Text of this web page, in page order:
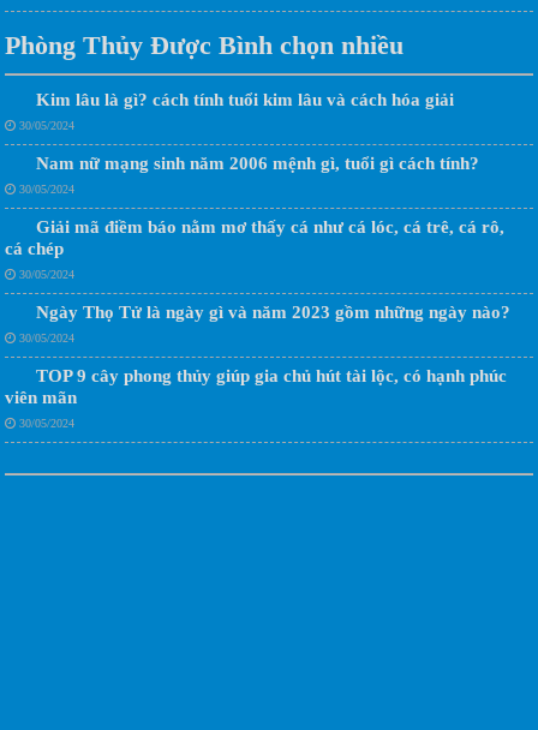
Phòng Thủy Được Bình chọn nhiều
Kim lâu là gì? cách tính tuổi kim lâu và cách hóa giải
30/05/2024
Nam nữ mạng sinh năm 2006 mệnh gì, tuổi gì cách tính?
30/05/2024
Giải mã điềm báo nằm mơ thấy cá như cá lóc, cá trê, cá rô,
cá chép
30/05/2024
Ngày Thọ Tử là ngày gì và năm 2023 gồm những ngày nào?
30/05/2024
TOP 9 cây phong thủy giúp gia chủ hút tài lộc, có hạnh phúc
viên mãn
30/05/2024